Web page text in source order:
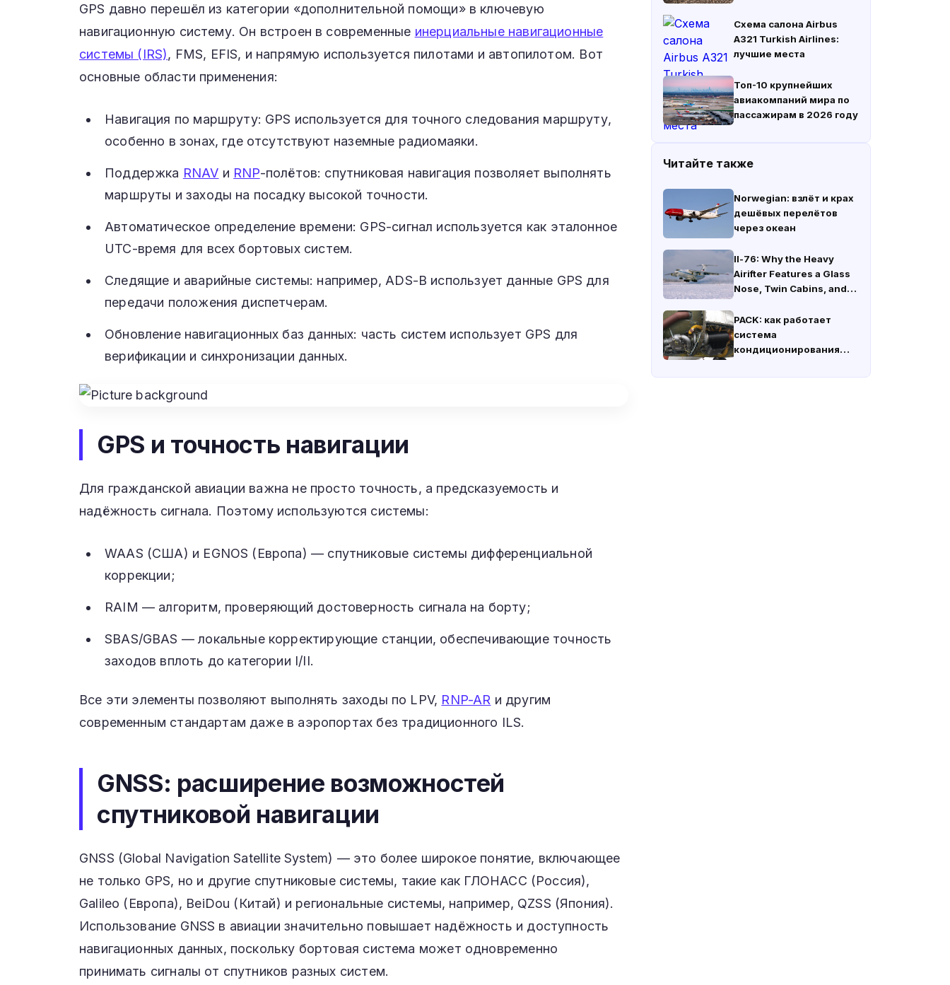
GPS давно перешёл из категории «дополнительной помощи» в ключевую
навигационную систему. Он встроен в современные инерциальные навигационные
системы (IRS), FMS, EFIS, и напрямую используется пилотами и автопилотом. Вот
основные области применения:
Навигация по маршруту: GPS используется для точного следования маршруту,
особенно в зонах, где отсутствуют наземные радиомаяки.
Поддержка RNAV и RNP-полётов: спутниковая навигация позволяет выполнять
маршруты и заходы на посадку высокой точности.
Автоматическое определение времени: GPS-сигнал используется как эталонное
UTC-время для всех бортовых систем.
Следящие и аварийные системы: например, ADS-B использует данные GPS для
передачи положения диспетчерам.
Обновление навигационных баз данных: часть систем использует GPS для
верификации и синхронизации данных.
GPS и точность навигации
Для гражданской авиации важна не просто точность, а предсказуемость и
надёжность сигнала. Поэтому используются системы:
WAAS (США) и EGNOS (Европа) — спутниковые системы дифференциальной
коррекции;
RAIM — алгоритм, проверяющий достоверность сигнала на борту;
SBAS/GBAS — локальные корректирующие станции, обеспечивающие точность
заходов вплоть до категории I/II.
Все эти элементы позволяют выполнять заходы по LPV, RNP-AR и другим
современным стандартам даже в аэропортах без традиционного ILS.
GNSS: расширение возможностей
спутниковой навигации
GNSS (Global Navigation Satellite System) — это более широкое понятие, включающее
не только GPS, но и другие спутниковые системы, такие как ГЛОНАСС (Россия),
Galileo (Европа), BeiDou (Китай) и региональные системы, например, QZSS (Япония).
Использование GNSS в авиации значительно повышает надёжность и доступность
навигационных данных, поскольку бортовая система может одновременно
принимать сигналы от спутников разных систем.
октября 2015 года
Схема салона Airbus
A321 Turkish Airlines:
лучшие места
Топ-10 крупнейших
авиакомпаний мира по
пассажирам в 2026 году
Читайте также
Norwegian: взлёт и крах
дешёвых перелётов
через океан
Il-76: Why the Heavy
Airifter Features a Glass
Nose, Twin Cabins, and a
PACK: как работает
система
кондиционирования